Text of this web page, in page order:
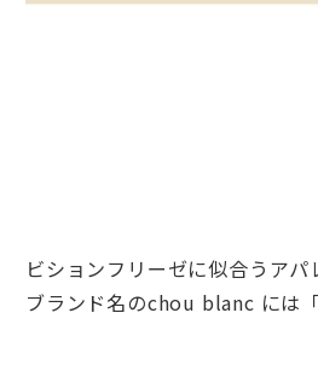
ビションフリーゼに似合うア
ブランド名のchou blanc には